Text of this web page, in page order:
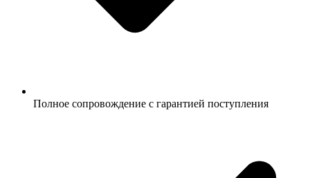
Полное сопровождение с гарантией поступления